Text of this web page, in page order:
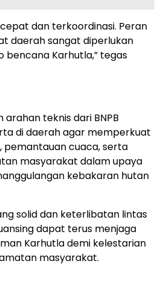
dan terkoordinasi. Peran
daerah sangat diperlukan
bencana Karhutla,” tegas
teknis dari BNPB
di daerah agar memperkuat
pemantauan cuaca, serta
masyarakat dalam upaya
kebakaran hutan
solid dan keterlibatan lintas
dapat terus menjaga
Karhutla demi kelestarian
masyarakat.